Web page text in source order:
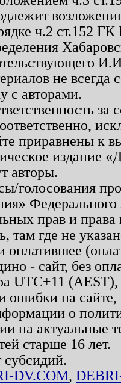
ч.2 ст.152
не
с авторами.
приравнены к
издание
авторы.
голосования
прав и
там где не
оплатившее
- сайт, без
UTC+11
ошибки на
о
на актуальные
старше 16 лет.
DV.COM,